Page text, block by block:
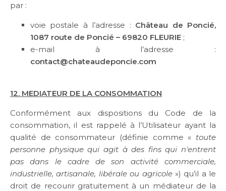
par :
voie postale à l’adresse : Château de Poncié,
1087 route de Poncié – 69820 FLEURIE ;
e-mail à l’adresse :
contact@chateaudeponcie.com
12. MEDIATEUR DE LA CONSOMMATION
Conformément aux dispositions du Code de la
consommation, il est rappelé à l’Utilisateur ayant la
qualité de consommateur (définie comme « toute
personne physique qui agit à des fins qui n'entrent
pas dans le cadre de son activité commerciale,
industrielle, artisanale, libérale ou agricole») qu’il a le
droit de recourir gratuitement à un médiateur de la